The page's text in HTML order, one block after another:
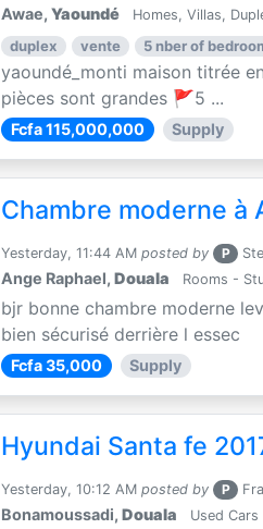
Awae,Yaoundé Homes, Villas,
duplex vente 5 nber of
yaoundé_monti maison titrée
pièces sont grandes 🚩5 ...
Fcfa 115,000,000 Supply
Chambre moderne à
Yesterday, 11:44 AM posted by P
Ange Raphael,Douala Rooms -
bjr bonne chambre moderne
bien sécurisé derrière l essec
Fcfa 35,000 Supply
Hyundai Santa fe
Yesterday, 10:12 AM posted by P
Bonamoussadi,Douala Used